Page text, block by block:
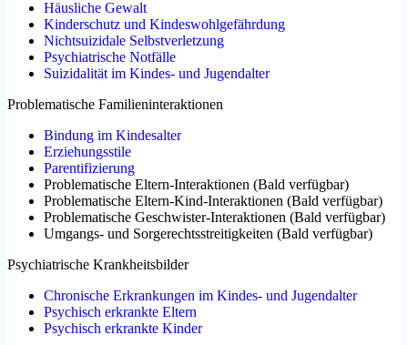
Häusliche Gewalt
Kinderschutz und Kindeswohlgefährdung
Nichtsuizidale Selbstverletzung
Psychiatrische Notfälle
Suizidalität im Kindes- und Jugendalter
Problematische Familieninteraktionen
Bindung im Kindesalter
Erziehungsstile
Parentifizierung
Problematische Eltern-Interaktionen (Bald verfügbar)
Problematische Eltern-Kind-Interaktionen (Bald verfügbar)
Problematische Geschwister-Interaktionen (Bald verfügbar)
Umgangs- und Sorgerechtsstreitigkeiten (Bald verfügbar)
Psychiatrische Krankheitsbilder
Chronische Erkrankungen im Kindes- und Jugendalter
Psychisch erkrankte Eltern
Psychisch erkrankte Kinder